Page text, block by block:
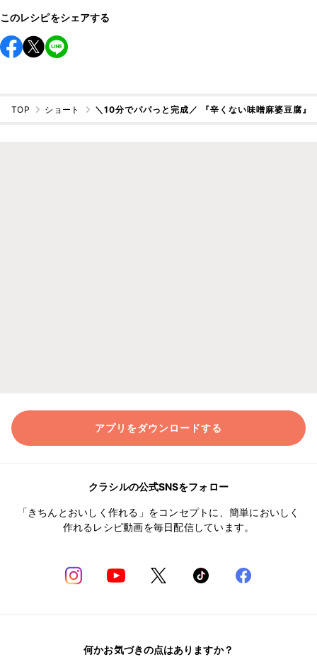
このレシピをシェアする
TOP ショート ＼10分でパパっと完成／ 『辛くない味噌麻婆豆腐』
アプリをダウンロードする
クラシルの公式SNSをフォロー
「きちんとおいしく作れる」をコンセプトに、簡単においしく
作れるレシピ動画を毎日配信しています。
何かお気づきの点はありますか？